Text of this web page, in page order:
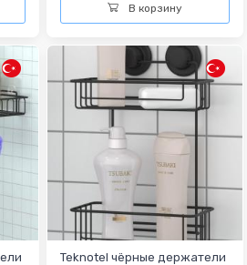
В корзину
Teknotel чёрные держатели